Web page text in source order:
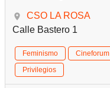
CSO LA ROSA
Calle Bastero 1
Feminismo Cineforum
Privilegios